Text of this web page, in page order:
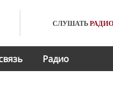
СЛУШАТЬ
Радио